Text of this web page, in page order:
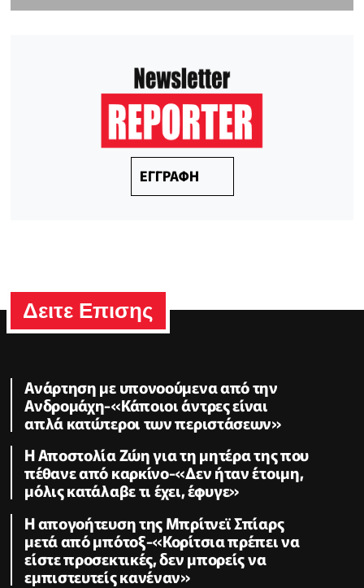
ΕΓΓΡΑΦΗ
Δειτε Επισης
Ανάρτηση με υπονοούμενα από την
Ανδρομάχη-«Κάποιοι άντρες είναι
απλά κατώτεροι των περιστάσεων»
Η Αποστολία Ζώη για τη μητέρα της που
πέθανε από καρκίνο-«Δεν ήταν έτοιμη,
μόλις κατάλαβε τι έχει, έφυγε»
Η απογοήτευση της Μπρίτνεϊ Σπίαρς
μετά από μπότοξ-«Κορίτσια πρέπει να
είστε προσεκτικές, δεν μπορείς να
εμπιστευτείς κανέναν»